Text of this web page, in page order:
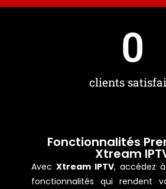
clients
6,440
Fonctionnalités
Xtream
Avec Xtream IPTV, accédez
fonctionnalités qui rendent